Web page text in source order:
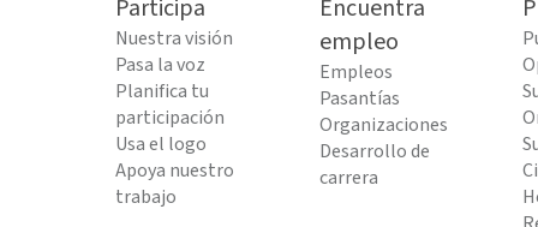
Participa
Nuestra visión
Pasa la voz
Planifica tu
participación
Usa el logo
Apoya nuestro
trabajo
Encuentra
empleo
Empleos
Pasantías
Organizaciones
Desarrollo de
carrera